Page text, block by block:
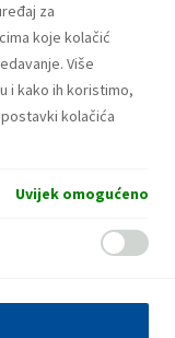
za
koje kolačić
Više
i kako ih koristimo,
kolačića
Uvijek omogućeno